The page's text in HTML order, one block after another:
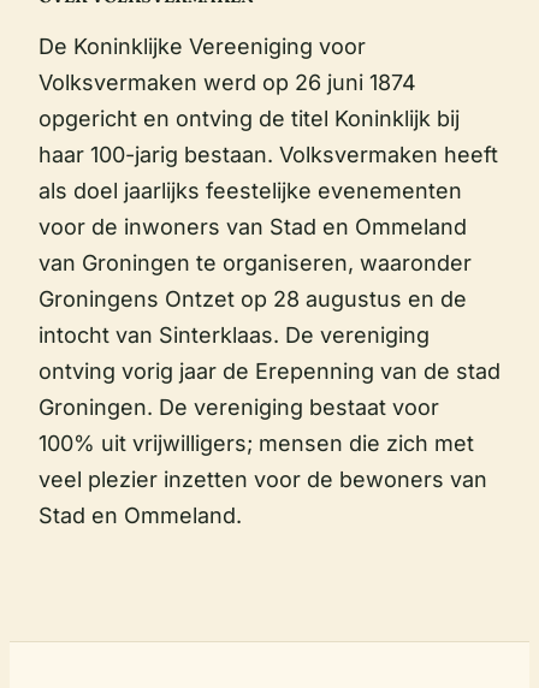
De Koninklijke Vereeniging voor
Volksvermaken werd op 26 juni 1874
opgericht en ontving de titel Koninklijk bij
haar 100-jarig bestaan. Volksvermaken heeft
als doel jaarlijks feestelijke evenementen
voor de inwoners van Stad en Ommeland
van Groningen te organiseren, waaronder
Groningens Ontzet op 28 augustus en de
intocht van Sinterklaas. De vereniging
ontving vorig jaar de Erepenning van de stad
Groningen. De vereniging bestaat voor
100% uit vrijwilligers; mensen die zich met
veel plezier inzetten voor de bewoners van
Stad en Ommeland.